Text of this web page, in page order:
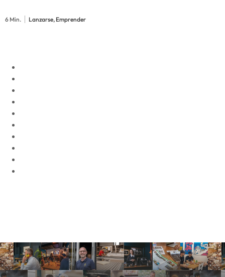
6 Min. Lanzarse, Emprender